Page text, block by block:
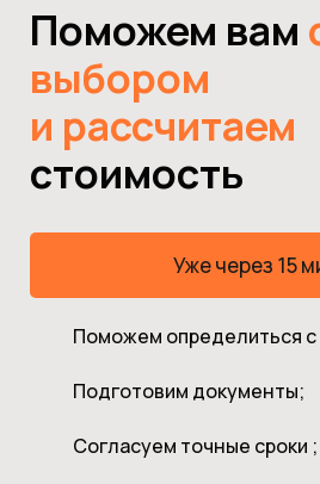
Поможем вам
выбором
и рассчитаем
стоимость
Уже через 15
Поможем определиться
Подготовим документы;
Согласуем точные сроки ;